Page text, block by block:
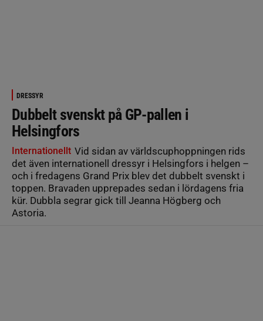
DRESSYR
Dubbelt svenskt på GP-pallen i
Helsingfors
Internationellt Vid sidan av världscuphoppningen rids
det även internationell dressyr i Helsingfors i helgen –
och i fredagens Grand Prix blev det dubbelt svenskt i
toppen. Bravaden upprepades sedan i lördagens fria
kür. Dubbla segrar gick till Jeanna Högberg och
Astoria.